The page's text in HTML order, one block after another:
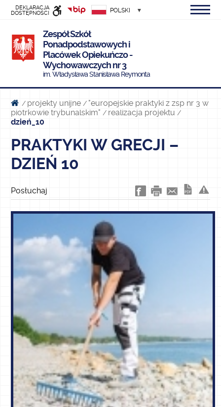
DEKLARACJA
DOSTĘPNOŚCI
INFORMACJI
PUBLICZNEJ
POLSKI
Zespół Szkół
Ponadpodstawowych i
Placówek Opiekuńczo -
Wychowawczych nr 3
im. Władysława Stanisława Reymonta
/ projekty unijne/ "europejskie praktyki z zsp nr 3 w
piotrkowie trybunalskim"/ realizacja projektu/
dzień_10
PRAKTYKI W GRECJI –
DZIEŃ 10
Posłuchaj